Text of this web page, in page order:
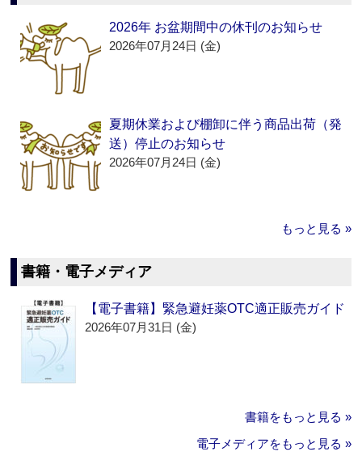
2026年 お盆期間中の休刊のお知らせ
2026年07月24日 (金)
夏期休業および棚卸に伴う商品出荷（発
送）停止のお知らせ
2026年07月24日 (金)
もっと見る »
書籍・電子メディア
【電子書籍】緊急避妊薬OTC適正販売ガイド
2026年07月31日 (金)
書籍をもっと見る »
電子メディアをもっと見る »